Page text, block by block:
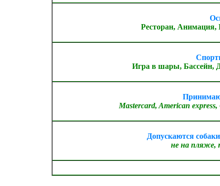
Ресторан, Анимация,
Игра в шары, Бассейн,
Mastercard, American
Допускаются
не на пляже,